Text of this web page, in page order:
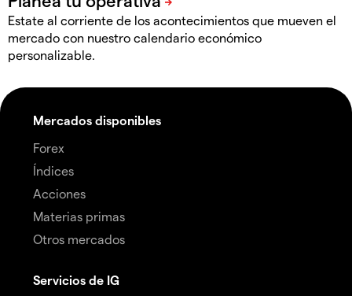
Estate al corriente de los acontecimientos que mueven el
mercado con nuestro calendario económico
personalizable.
Mercados disponibles
Forex
Índices
Acciones
Materias primas
Otros mercados
Servicios de IG